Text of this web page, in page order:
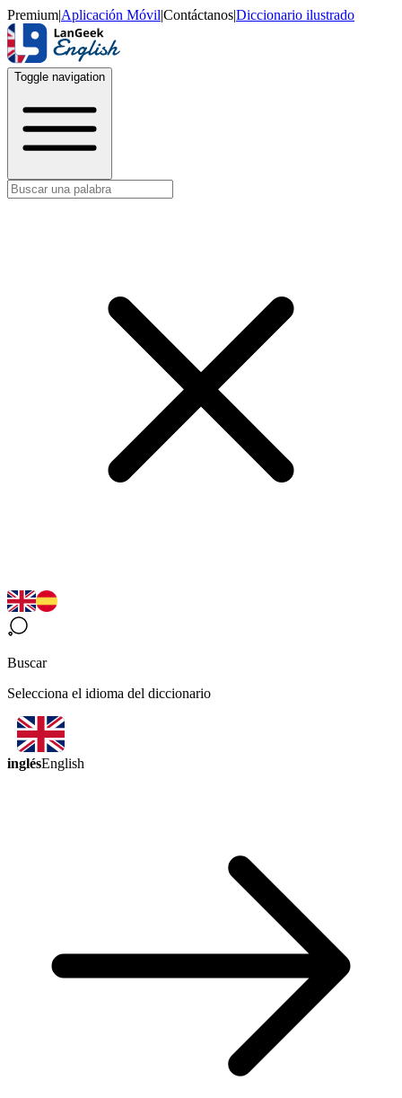
Premium|Aplicación Móvil|Contáctanos|Diccionario ilustrado
Toggle navigation
Buscar
Selecciona el idioma del diccionario
inglésEnglish